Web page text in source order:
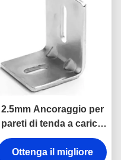
2.5mm Ancoraggio per
pareti di tenda a carico
di vento Ancoraggio per
pareti di tenda
Ottenga il migliore